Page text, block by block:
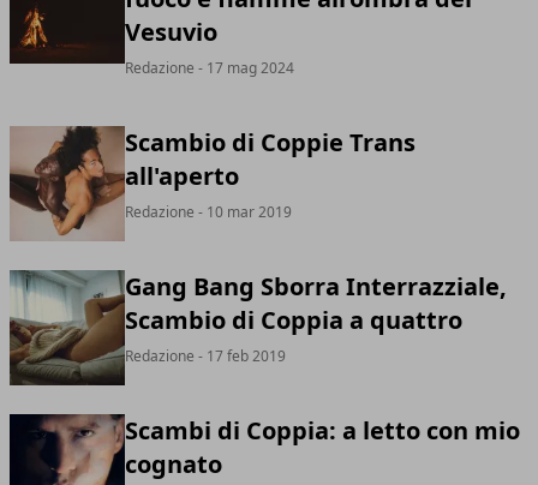
Vesuvio
Redazione - 17 mag 2024
Scambio di Coppie Trans
all'aperto
Redazione - 10 mar 2019
Gang Bang Sborra Interrazziale,
Scambio di Coppia a quattro
Redazione - 17 feb 2019
Scambi di Coppia: a letto con mio
cognato